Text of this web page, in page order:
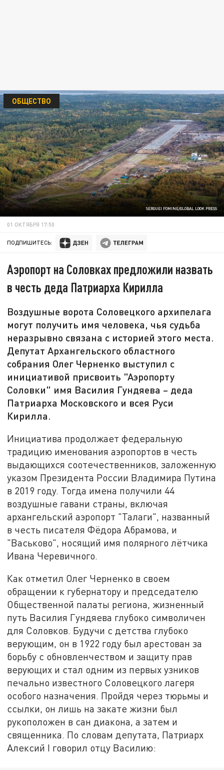
SERGUEI FOMINE/GLOBAL LOOK PRESS
ОБЩЕСТВО
01 ОКТЯБРЯ 17:50
ПОДПИШИТЕСЬ:
Аэропорт на Соловках предложили назвать
в честь деда Патриарха Кирилла
Воздушные ворота Соловецкого архипелага
могут получить имя человека, чья судьба
неразрывно связана с историей этого места.
Депутат Архангельского областного
собрания Олег Черненко выступил с
инициативой присвоить "Аэропорту
Соловки" имя Василия Гундяева – деда
Патриарха Московского и всея Руси
Кирилла.
Инициатива продолжает федеральную
традицию именования аэропортов в честь
выдающихся соотечественников, заложенную
указом Президента России Владимира Путина
в 2019 году. Тогда имена получили 44
воздушные гавани страны, включая
архангельский аэропорт "Талаги", названный
в честь писателя Фёдора Абрамова, и
"Васьково", носящий имя полярного лётчика
Ивана Черевичного.
Как отметил Олег Черненко в своем
обращении к губернатору и председателю
Общественной палаты региона, жизненный
путь Василия Гундяева глубоко символичен
для Соловков. Будучи с детства глубоко
верующим, он в 1922 году был арестован за
борьбу с обновленчеством и защиту прав
верующих и стал одним из первых узников
печально известного Соловецкого лагеря
особого назначения. Пройдя через тюрьмы и
ссылки, он лишь на закате жизни был
рукоположен в сан диакона, а затем и
священника. По словам депутата, Патриарх
Алексий I говорил отцу Василию: